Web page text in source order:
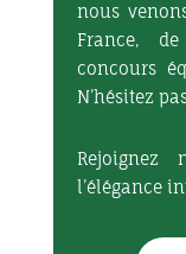
nous
France,
concours
N’hésitez
Rejoignez
l’élégance